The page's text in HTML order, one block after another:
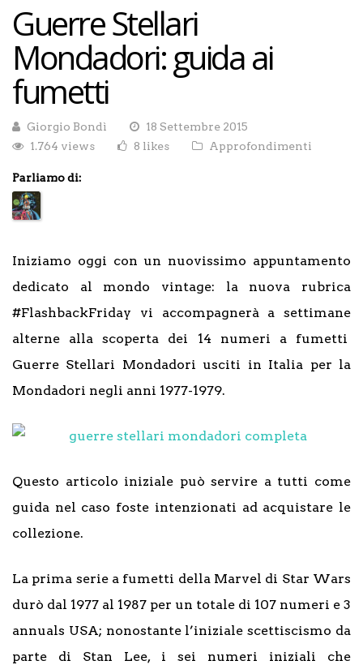
Guerre Stellari
Mondadori: guida ai
fumetti
Giorgio Bondì
18 Settembre 2015
1.764 views
8 likes Approfondimenti
Parliamo di:
Iniziamo oggi con un nuovissimo appuntamento
dedicato al mondo vintage: la nuova rubrica
#FlashbackFriday vi accompagnerà a settimane
alterne alla scoperta dei 14 numeri a fumetti
Guerre Stellari Mondadori usciti in Italia per la
Mondadori negli anni 1977-1979.
Questo articolo iniziale può servire a tutti come
guida nel caso foste intenzionati ad acquistare le
collezione.
La prima serie a fumetti della Marvel di Star Wars
durò dal 1977 al 1987 per un totale di 107 numeri e 3
annuals USA; nonostante l’iniziale scettiscismo da
parte di Stan Lee, i sei numeri iniziali che